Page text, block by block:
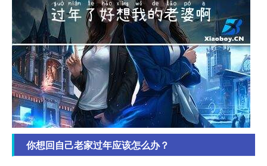
你想回自己老家过年应该怎么办？